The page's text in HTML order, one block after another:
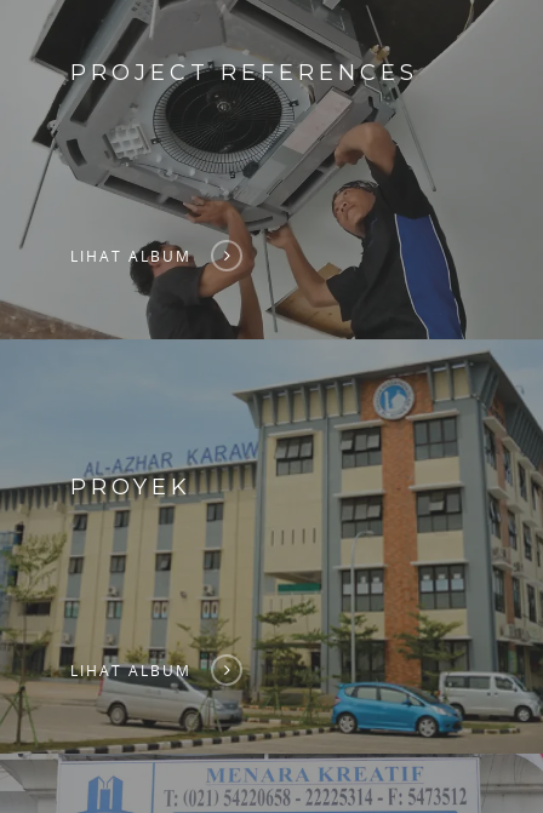
PROJECT REFERENCES
LIHAT ALBUM
PROYEK
LIHAT ALBUM